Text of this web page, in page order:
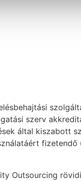
szerv
által kiszabott
Outsourcing